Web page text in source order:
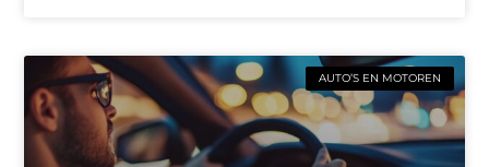
AUTO’S EN MOTOREN